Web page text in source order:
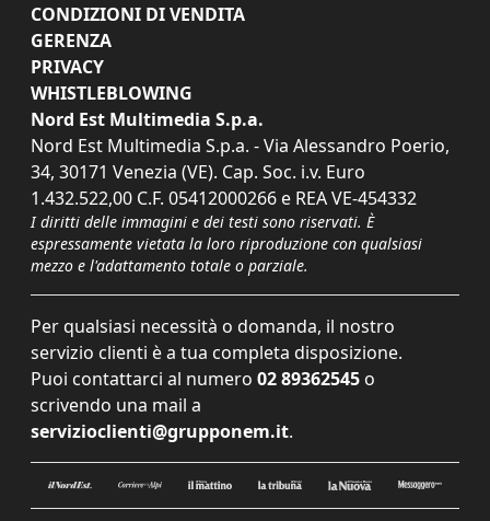
CONDIZIONI DI VENDITA
GERENZA
PRIVACY
WHISTLEBLOWING
Nord Est Multimedia S.p.a.
Nord Est Multimedia S.p.a. - Via Alessandro Poerio,
34, 30171 Venezia (VE). Cap. Soc. i.v. Euro
1.432.522,00 C.F. 05412000266 e REA VE-454332
I diritti delle immagini e dei testi sono riservati. È
espressamente vietata la loro riproduzione con qualsiasi
mezzo e l'adattamento totale o parziale.
Per qualsiasi necessità o domanda, il nostro
servizio clienti è a tua completa disposizione.
Puoi contattarci al numero 02 89362545 o
scrivendo una mail a
servizioclienti@grupponem.it.